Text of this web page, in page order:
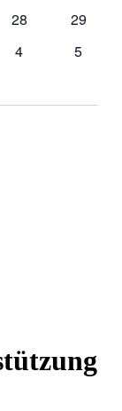
0
28
0
29
0
4
0
5